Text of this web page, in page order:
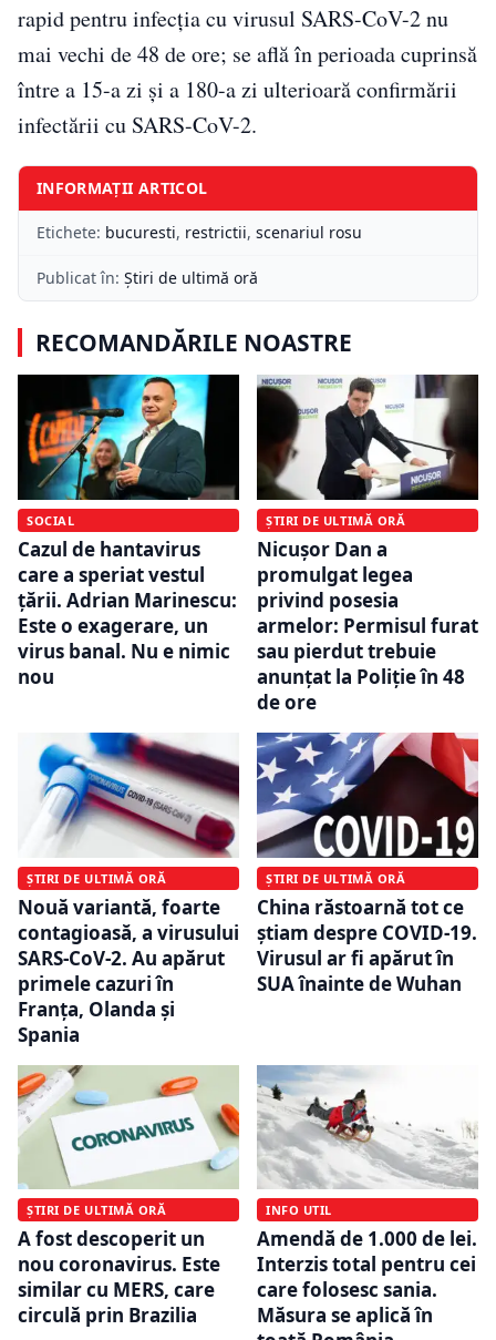
rapid pentru infecţia cu virusul SARS-CoV-2 nu
mai vechi de 48 de ore; se află în perioada cuprinsă
între a 15-a zi şi a 180-a zi ulterioară confirmării
infectării cu SARS-CoV-2.
INFORMAȚII ARTICOL
Etichete: bucuresti, restrictii, scenariul rosu
Publicat în: Știri de ultimă oră
RECOMANDĂRILE NOASTRE
SOCIAL
Cazul de hantavirus
care a speriat vestul
țării. Adrian Marinescu:
Este o exagerare, un
virus banal. Nu e nimic
nou
ȘTIRI DE ULTIMĂ ORĂ
Nicușor Dan a
promulgat legea
privind posesia
armelor: Permisul furat
sau pierdut trebuie
anunțat la Poliție în 48
de ore
ȘTIRI DE ULTIMĂ ORĂ
Nouă variantă, foarte
contagioasă, a virusului
SARS-CoV-2. Au apărut
primele cazuri în
Franța, Olanda și
Spania
ȘTIRI DE ULTIMĂ ORĂ
China răstoarnă tot ce
știam despre COVID-19.
Virusul ar fi apărut în
SUA înainte de Wuhan
ȘTIRI DE ULTIMĂ ORĂ
A fost descoperit un
nou coronavirus. Este
similar cu MERS, care
circulă prin Brazilia
INFO UTIL
Amendă de 1.000 de lei.
Interzis total pentru cei
care folosesc sania.
Măsura se aplică în